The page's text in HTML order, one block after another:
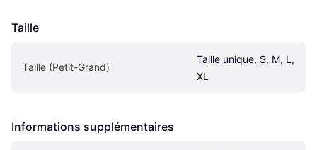
Taille
Taille (Petit-Grand)
Taille unique, S, M, L,
XL
Informations supplémentaires